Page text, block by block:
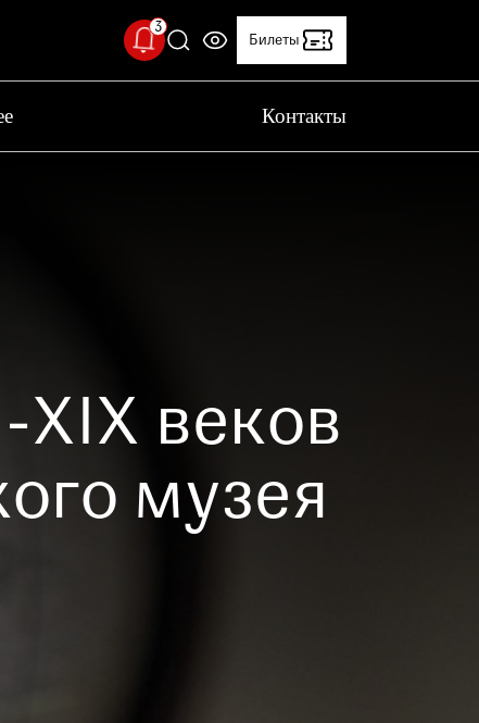
Билеты
Контакты
работы музея
пройти опрос о качестве работы музея.
веков
музея